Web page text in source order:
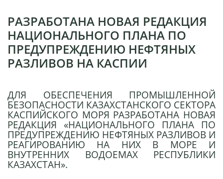
РАЗРАБОТАНА НОВАЯ РЕДАКЦИЯ
НАЦИОНАЛЬНОГО ПЛАНА ПО
ПРЕДУПРЕЖДЕНИЮ НЕФТЯНЫХ
РАЗЛИВОВ НА КАСПИИ
ДЛЯ ОБЕСПЕЧЕНИЯ ПРОМЫШЛЕННОЙ
БЕЗОПАСНОСТИ КАЗАХСТАНСКОГО СЕКТОРА
КАСПИЙСКОГО МОРЯ РАЗРАБОТАНА НОВАЯ
РЕДАКЦИЯ «НАЦИОНАЛЬНОГО ПЛАНА ПО
ПРЕДУПРЕЖДЕНИЮ НЕФТЯНЫХ РАЗЛИВОВ И
РЕАГИРОВАНИЮ НА НИХ В МОРЕ И
ВНУТРЕННИХ ВОДОЕМАХ РЕСПУБЛИКИ
КАЗАХСТАН».